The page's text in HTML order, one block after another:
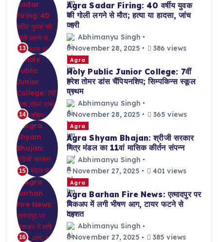
13
Agra Sadar Firing: 40 वर्षीय युवक
की गोली लगने से मौत; हत्या या हादसा, जांच
जारी
Abhimanyu Singh
November 28, 2025
386 views
14
Agra
Holy Public Junior College: 7वीं
हरेश तोमर डांस चैंपियनशिप; सिम्पकिन्स स्कूल
प्रथम
Abhimanyu Singh
November 28, 2025
365 views
15
Agra
Agra Shyam Bhajan: श्रीजी सरकार
मित्र मंडल का 11वां मासिक कीर्तन संपन्न
Abhimanyu Singh
November 27, 2025
401 views
16
Agra
Agra Barhan Fire News: एत्मादपुर पर
पिकअप में लगी भीषण आग, टायर फटने से
दहशत
Abhimanyu Singh
November 27, 2025
385 views